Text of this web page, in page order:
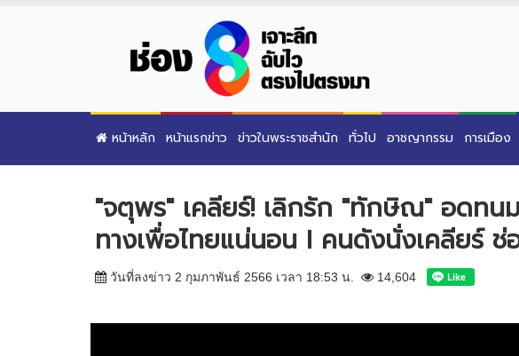
หน้าหลัก หน้าแรกข่าว ข่าวในพระราชสำนัก ทั่วไป อาชญากรรม การเมือง
"จตุพร" เคลียร์! เลิกรัก "ทักษิณ" อดทน
ทางเพื่อไทยแน่นอน I คนดังนั่งเคลียร์ ช่
วันที่ลงข่าว 2 กุมภาพันธ์ 2566 เวลา 18:53 น. 14,604